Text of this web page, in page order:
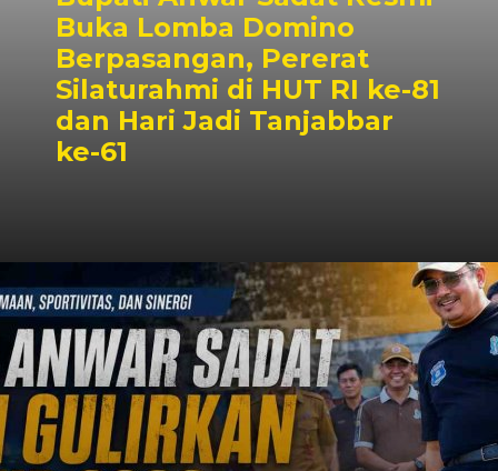
Buka Lomba Domino
Berpasangan, Pererat
Silaturahmi di HUT RI ke-81
dan Hari Jadi Tanjabbar
ke-61